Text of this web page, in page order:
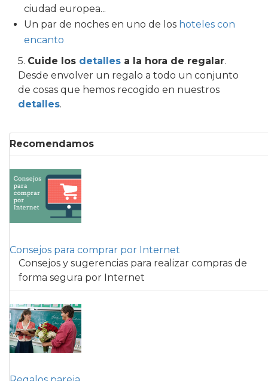
ciudad europea...
Un par de noches en uno de los hoteles con
encanto
5. Cuide los detalles a la hora de regalar.
Desde envolver un regalo a todo un conjunto
de cosas que hemos recogido en nuestros
detalles.
Recomendamos
Consejos para comprar por Internet
Consejos y sugerencias para realizar compras de
forma segura por Internet